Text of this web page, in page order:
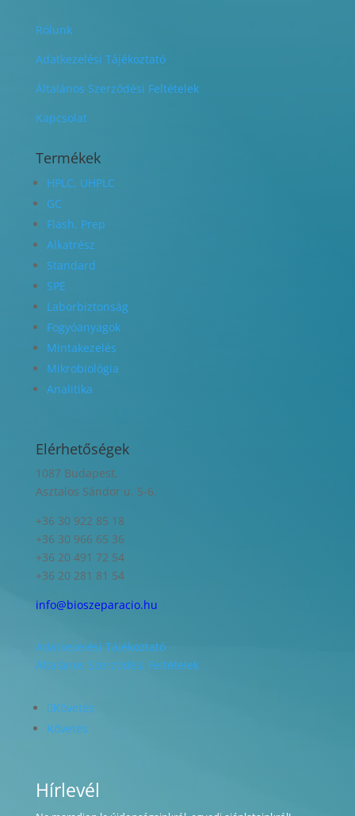
Rólunk
Adatkezelési Tájékoztató
Általános Szerződési Feltételek
Kapcsolat
Termékek
HPLC, UHPLC
GC
Flash, Prep
Alkatrész
Standard
SPE
Laborbiztonság
Fogyóanyagok
Mintakezelés
Mikrobiológia
Analitika
Elérhetőségek
1087 Budapest,
Asztalos Sándor u. 5-6.
+36 30 922 85 18
+36 30 966 65 36
+36 20 491 72 54
+36 20 281 81 54
info@bioszeparacio.hu
Adatkezelési Tájékoztató
Általános Szerződési Feltételek
Követés
Követés
Hírlevél